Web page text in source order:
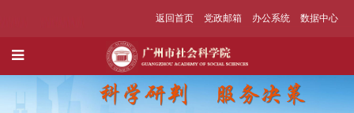
返回首页 党政邮箱 办公系统 数据中心